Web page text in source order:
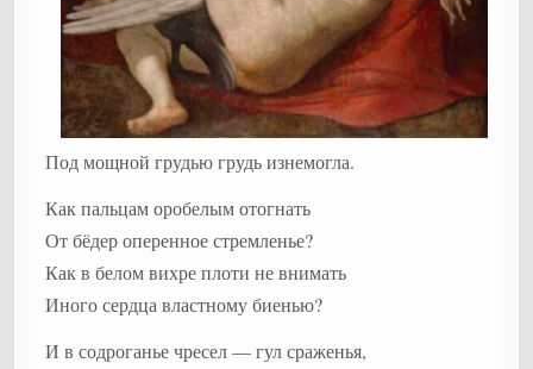
Под мощной грудью грудь изнемогла.
Как пальцам оробелым отогнать
От бёдер оперенное стремленье?
Как в белом вихре плоти не внимать
Иного сердца властному биенью?
И в содроганье чресел — гул сраженья,